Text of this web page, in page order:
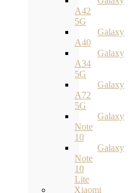
A42
5G
Galaxy
A40
Galaxy
A34
5G
Galaxy
A72
5G
Galaxy
Note
10
Galaxy
Note
10
Lite
Xiaomi